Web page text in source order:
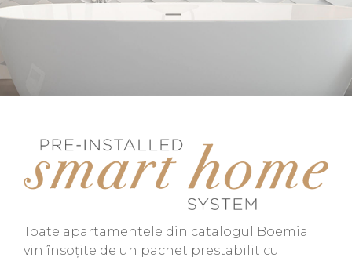
Toate apartamentele din catalogul Boemia
vin însoțite de un pachet prestabilit cu